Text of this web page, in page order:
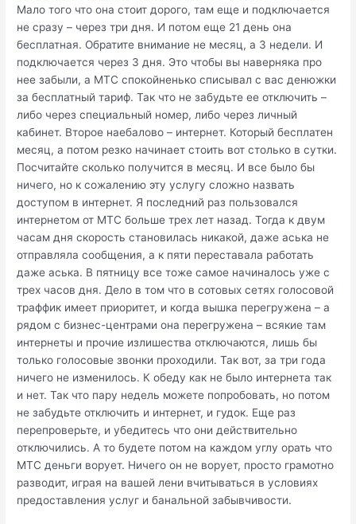
Мало того что она стоит дорого, там еще и подключается
не сразу – через три дня. И потом еще 21 день она
бесплатная. Обратите внимание не месяц, а 3 недели. И
подключается через 3 дня. Это чтобы вы наверняка про
нее забыли, а МТС спокойненько списывал с вас денюжки
за бесплатный тариф. Так что не забудьте ее отключить –
либо через специальный номер, либо через личный
кабинет. Второе наебалово – интернет. Который бесплатен
месяц, а потом резко начинает стоить вот столько в сутки.
Посчитайте сколько получится в месяц. И все было бы
ничего, но к сожалению эту услугу сложно назвать
доступом в интернет. Я последний раз пользовался
интернетом от МТС больше трех лет назад. Тогда к двум
часам дня скорость становилась никакой, даже аська не
отправляла сообщения, а к пяти переставала работать
даже аська. В пятницу все тоже самое начиналось уже с
трех часов дня. Дело в том что в сотовых сетях голосовой
траффик имеет приоритет, и когда вышка перегружена – а
рядом с бизнес-центрами она перегружена – всякие там
интернеты и прочие излишества отключаются, лишь бы
только голосовые звонки проходили. Так вот, за три года
ничего не изменилось. К обеду как не было интернета так
и нет. Так что пару недель можете попробовать, но потом
не забудьте отключить и интернет, и гудок. Еще раз
перепроверьте, и убедитесь что они действительно
отключились. А то будете потом на каждом углу орать что
МТС деньги ворует. Ничего он не ворует, просто грамотно
разводит, играя на вашей лени вчитываться в условиях
предоставления услуг и банальной забывчивости.